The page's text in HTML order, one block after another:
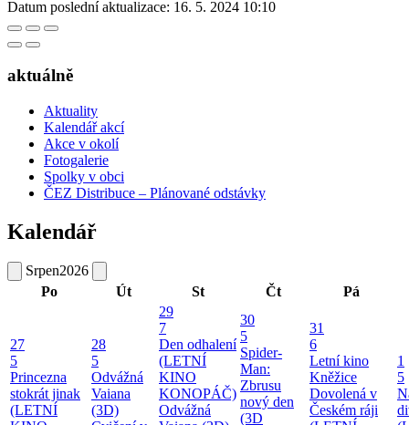
Datum poslední aktualizace: 16. 5. 2024 10:10
aktuálně
Aktuality
Kalendář akcí
Akce v okolí
Fotogalerie
Spolky v obci
ČEZ Distribuce – Plánované odstávky
Kalendář
Srpen2026
Po
Út St Čt Pá
27
5
Princezna
stokrát jinak
(LETNÍ
28
5
Odvážná
Vaiana
(3D)
29
7
Den odhalení
(LETNÍ
KINO
KONOPÁČ)
Odvážná
30
5
Spider-
Man:
Zbrusu
nový den
(3D
31
6
Letní kino
Kněžice
Dovolená v
Českém ráji
1
5